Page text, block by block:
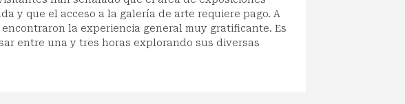
y que el acceso a la galería de arte requiere pago. A
encontraron la experiencia general muy gratificante. Es
entre una y tres horas explorando sus diversas